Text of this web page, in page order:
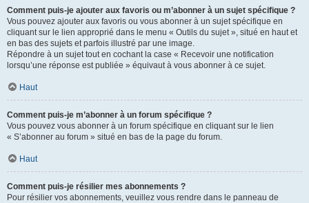
Comment puis-je ajouter aux favoris ou m’abonner à un sujet spécifique ?
Vous pouvez ajouter aux favoris ou vous abonner à un sujet spécifique en
cliquant sur le lien approprié dans le menu « Outils du sujet », situé en haut et
en bas des sujets et parfois illustré par une image.
Répondre à un sujet tout en cochant la case « Recevoir une notification
lorsqu’une réponse est publiée » équivaut à vous abonner à ce sujet.
Haut
Comment puis-je m’abonner à un forum spécifique ?
Vous pouvez vous abonner à un forum spécifique en cliquant sur le lien
« S’abonner au forum » situé en bas de la page du forum.
Haut
Comment puis-je résilier mes abonnements ?
Pour résilier vos abonnements, veuillez vous rendre dans le panneau de